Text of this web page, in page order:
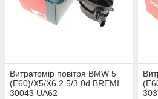
Витратомір повітря BMW 5
(E60)/X5/X6 2.5/3.0d BREMI
30043 UA62